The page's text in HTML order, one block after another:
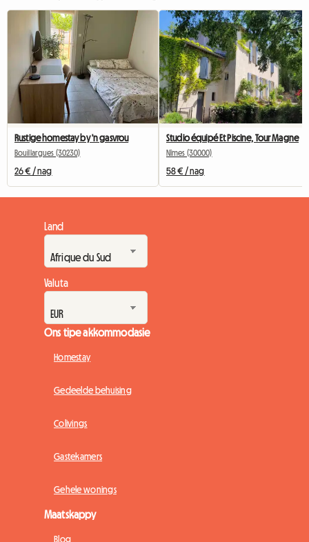
Rustige homestay by 'n gasvrou
Bouillargues (30230)
26 € / nag
Studio équipé Et Piscine, Tour Magne
Nîmes (30000)
58 € / nag
Land
Valuta
Ons tipe akkommodasie
Homestay
Gedeelde behuising
Colivings
Gastekamers
Gehele wonings
Maatskappy
Blog